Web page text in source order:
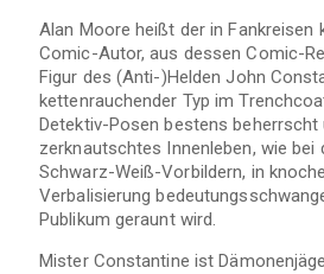
Alan Moore heißt der in Fankreisen
Comic-Autor, aus dessen Comic-
Figur des (Anti-)Helden John
kettenrauchender Typ im
Detektiv-Posen bestens beherrscht
zerknautschtes Innenleben, wie bei
Schwarz-Weiß-Vorbildern, in
Verbalisierung
Publikum geraunt wird.
Mister Constantine ist